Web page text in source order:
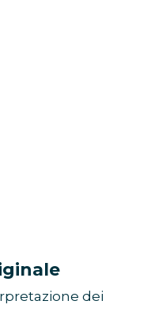
dei